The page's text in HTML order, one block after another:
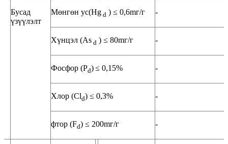
Бусад
үзүүлэлт
Мөнгөн ус(Hg d ) ≤ 0,6mг/г -
Хүнцэл (As d ) ≤ 80mг/г -
Фосфор (Pd)≤ 0,15% -
Хлор (Cld) ≤ 0,3% -
фтор (Fd) ≤ 200mг/г -